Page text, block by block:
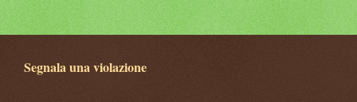
Segnala una violazione